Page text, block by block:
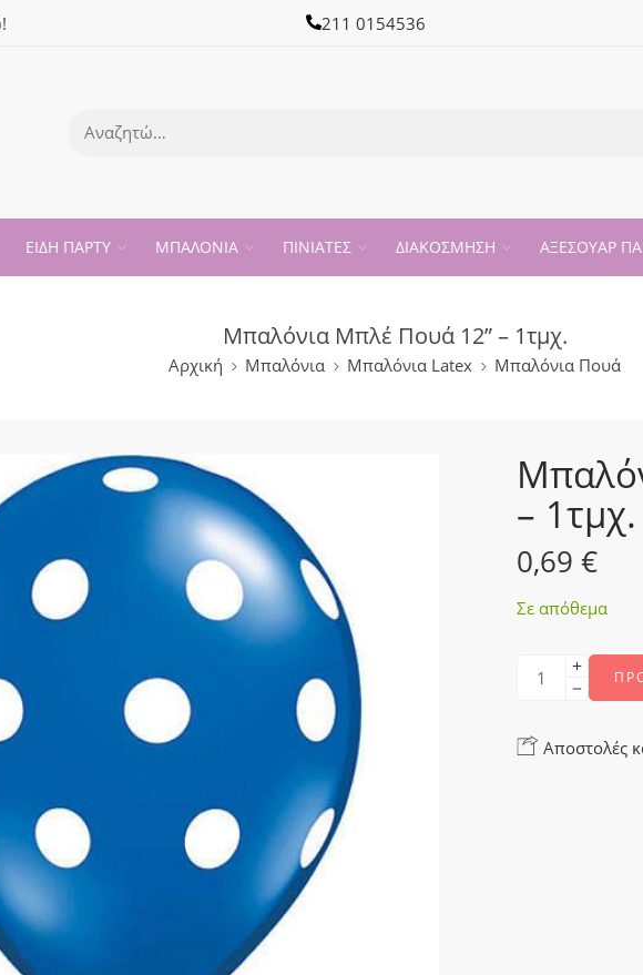
211 0154536
ΕΙΔΗ ΠΑΡΤΥ ΜΠΑΛΟΝΙΑ ΠΙΝΙΑΤΕΣ ΔΙΑΚΟΣΜΗΣΗ ΑΞΕΣΟΥΑΡ
Μπαλόνια Μπλέ Πουά 12” – 1τμχ.
Αρχική Μπαλόνια Μπαλόνια Latex Μπαλόνια Πουά
– 1τμχ.
0,69 €
Σε απόθεμα
Αποστολές